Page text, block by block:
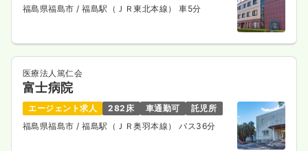
福島県福島市 / 福島駅（ＪＲ東北本線） 車5分
医療法人篤仁会
富士病院
エージェント求人 282床 車通勤可
託児所
福島県福島市 / 福島駅（ＪＲ奥羽本線） バス36分